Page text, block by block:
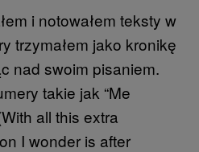
i notowałem teksty w
trzymałem jako kronikę
nad swoim pisaniem.
takie jak “Me
all this extra
I wonder is after